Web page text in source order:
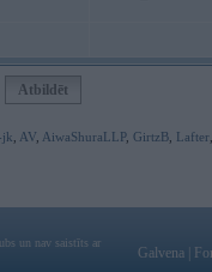
Atbildēt
jk AV AiwaShuraLLP, GirtzB Lafter
un nav saistīts ar
Galvena